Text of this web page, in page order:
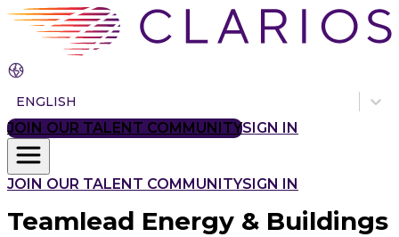
ENGLISH
JOIN OUR TALENT COMMUNITYSIGN IN
JOIN OUR TALENT COMMUNITYSIGN IN
Teamlead Energy & Buildings